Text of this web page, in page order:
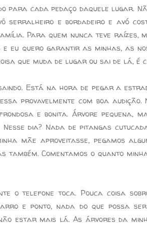
para cada pedaço daquele lugar.
serralheiro e bordadeiro e avó
Para quem nunca teve raízes,
e eu quero garantir as minhas, as
que muda de lugar ou sai de lá, é
Está na hora de pegar a
provavelmente com boa
e bonita. Árvore pequena,
Nesse dia? Nada de pitangas
mãe aproveitasse, pegamos
também. Comentamos o quanto
o telefone toca. Pouca coisa
e ponto, nada do que possa
estar mais lá. As árvores da